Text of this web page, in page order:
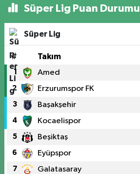
Süper Lig Puan Durumu
Süper Lig
# Takım
1 Amed
2 Erzurumspor FK
3 Başakşehir
4 Kocaelispor
5 Beşiktaş
6 Eyüpspor
7 Galatasaray